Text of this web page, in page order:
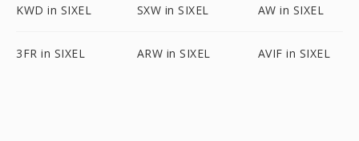
KWD in SIXEL SXW in SIXEL AW in SIXEL
3FR in SIXEL ARW in SIXEL AVIF in SIXEL